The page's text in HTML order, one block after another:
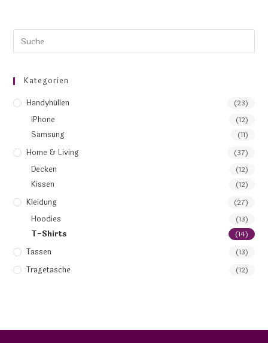
Kategorien
Handyhüllen
(23)
iPhone (12)
Samsung (11)
Home & Living (37)
Decken (12)
Kissen (12)
Kleidung (27)
Hoodies (13)
T-Shirts (14)
Tassen (13)
Tragetasche (12)